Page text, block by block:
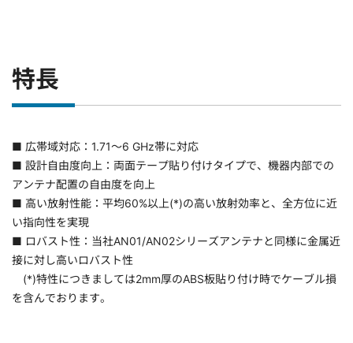
特長
■ 広帯域対応：1.71～6 GHz帯に対応
■ 設計自由度向上：両面テープ貼り付けタイプで、機器内部での
アンテナ配置の自由度を向上
■ 高い放射性能：平均60%以上(*)の高い放射効率と、全方位に近
い指向性を実現
■ ロバスト性：当社AN01/AN02シリーズアンテナと同様に金属近
接に対し高いロバスト性
(*)特性につきましては2mm厚のABS板貼り付け時でケーブル損
を含んでおります。